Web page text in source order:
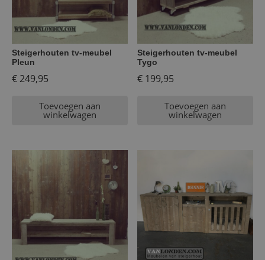
Steigerhouten tv-meubel
Pleun
€249,95
Toevoegen aan
winkelwagen
Steigerhouten tv-meubel
Tygo
€ 199,95
Toevoegen aan
winkelwagen